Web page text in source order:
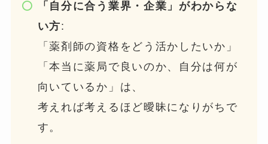
「自分に合う業界・企業」がわからな
い方:
「薬剤師の資格をどう活かしたいか」
「本当に薬局で良いのか、自分は何が
向いているか」は、
考えれば考えるほど曖昧になりがちで
す。